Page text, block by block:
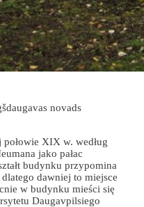
novads
XIX w. według
jako pałac
budynku przypomina
dawniej to miejsce
w budynku mieści się
Daugavpilsiego